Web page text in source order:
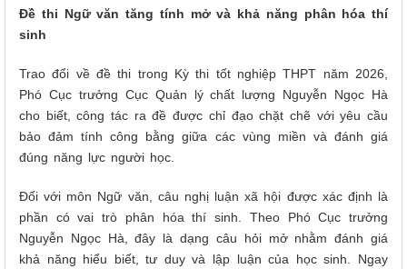
Đề thi Ngữ văn tăng tính mở và khả năng phân hóa thí
sinh
Trao đổi về đề thi trong Kỳ thi tốt nghiệp THPT năm 2026,
Phó Cục trưởng Cục Quản lý chất lượng Nguyễn Ngọc Hà
cho biết, công tác ra đề được chỉ đạo chặt chẽ với yêu cầu
bảo đảm tính công bằng giữa các vùng miền và đánh giá
đúng năng lực người học.
Đối với môn Ngữ văn, câu nghị luận xã hội được xác định là
phần có vai trò phân hóa thí sinh. Theo Phó Cục trưởng
Nguyễn Ngọc Hà, đây là dạng câu hỏi mở nhằm đánh giá
khả năng hiểu biết, tư duy và lập luận của học sinh. Ngay